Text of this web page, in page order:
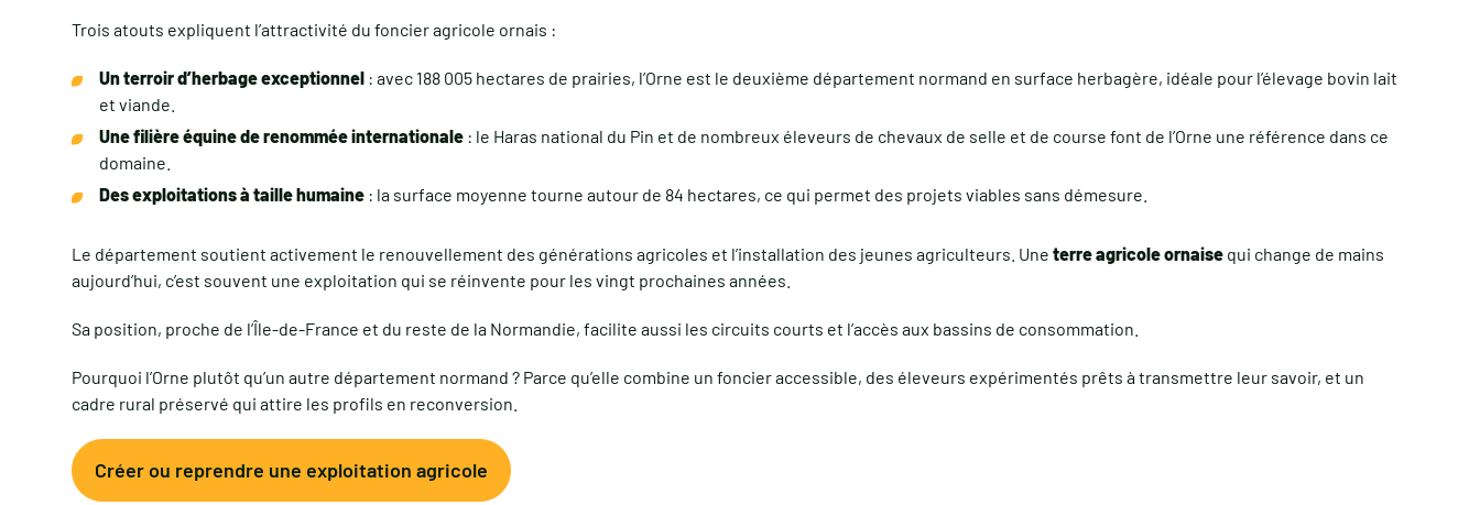
Trois atouts expliquent l’attractivité du foncier agricole ornais :
Un terroir d’herbage exceptionnel : avec 188 005 hectares de prairies, l’Orne est le deuxième département normand en surface herbagère, idéale pour l’élevage bovin lait
et viande.
Une filière équine de renommée internationale : le Haras national du Pin et de nombreux éleveurs de chevaux de selle et de course font de l’Orne une référence dans ce
domaine.
Des exploitations à taille humaine : la surface moyenne tourne autour de 84 hectares, ce qui permet des projets viables sans démesure.
Le département soutient activement le renouvellement des générations agricoles et l’installation des jeunes agriculteurs. Une terre agricole ornaise qui change de mains
aujourd’hui, c’est souvent une exploitation qui se réinvente pour les vingt prochaines années.
Sa position, proche de l’Île-de-France et du reste de la Normandie, facilite aussi les circuits courts et l’accès aux bassins de consommation.
Pourquoi l’Orne plutôt qu’un autre département normand ? Parce qu’elle combine un foncier accessible, des éleveurs expérimentés prêts à transmettre leur savoir, et un
cadre rural préservé qui attire les profils en reconversion.
Créer ou reprendre une exploitation agricole